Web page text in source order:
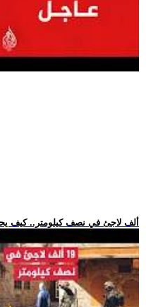
.. 19 ألف لاجئ في نصف كيلومتر.. كيف